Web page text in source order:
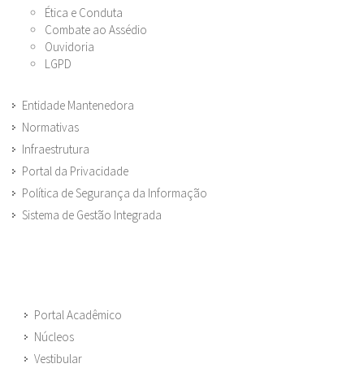
Ética e Conduta
Combate ao Assédio
Ouvidoria
LGPD
Entidade Mantenedora
Normativas
Infraestrutura
Portal da Privacidade
Política de Segurança da Informação
Sistema de Gestão Integrada
Portal Acadêmico
Núcleos
Vestibular